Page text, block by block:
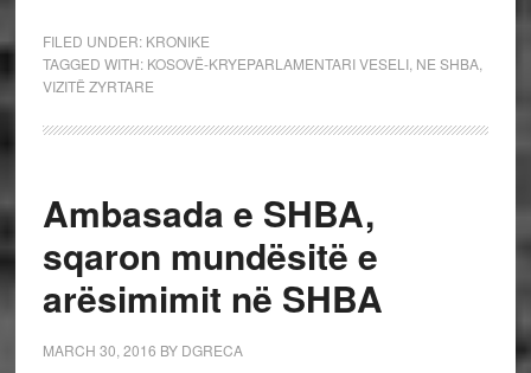
FILED UNDER: KRONIKE
TAGGED WITH: KOSOVË-KRYEPARLAMENTARI VESELI, NE SHBA,
VIZITË ZYRTARE
Ambasada e SHBA,
sqaron mundësitë e
arësimimit në SHBA
MARCH 30, 2016 BY DGRECA